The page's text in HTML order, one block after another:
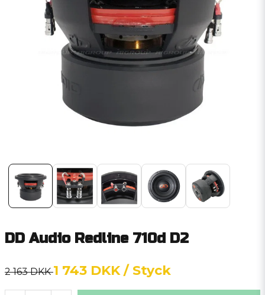
DD Audio Redline 710d D2
2 163 DKK1 743 DKK / Styck